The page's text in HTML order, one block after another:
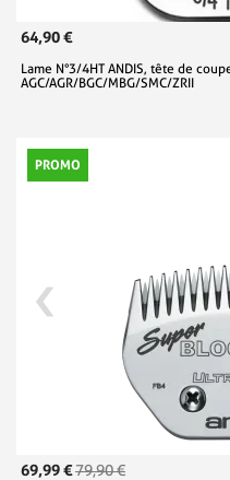
64,90 €
Lame N°3/4HT ANDIS, tête de
AGC/AGR/BGC/MBG/SMC/ZRII
PROMO
69,99 €79,90 €